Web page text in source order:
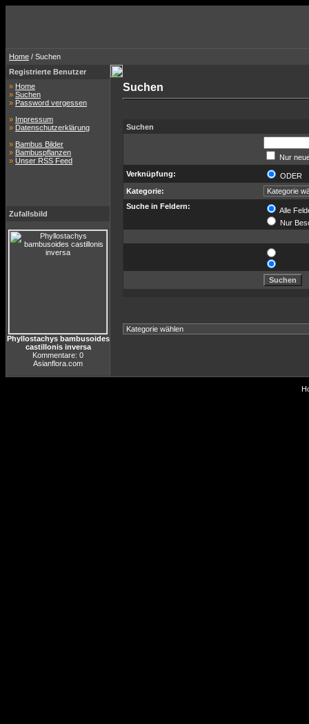
Home / Suchen
Registrierte Benutzer
» Home
» Suchen
» Password vergessen
» Impressum
» Datenschutzerklärung
» Bambus Bilder
» Bambuspflanzen
» Unser RSS Feed
Zufallsbild
Phyllostachys bambusoides
castillonis inversa
Kommentare: 0
Asianflora.com
Suchen
Suchen
Nur
Verknüpfung:
ODER
Kategorie:
Suche in Feldern:
Alle
Nur